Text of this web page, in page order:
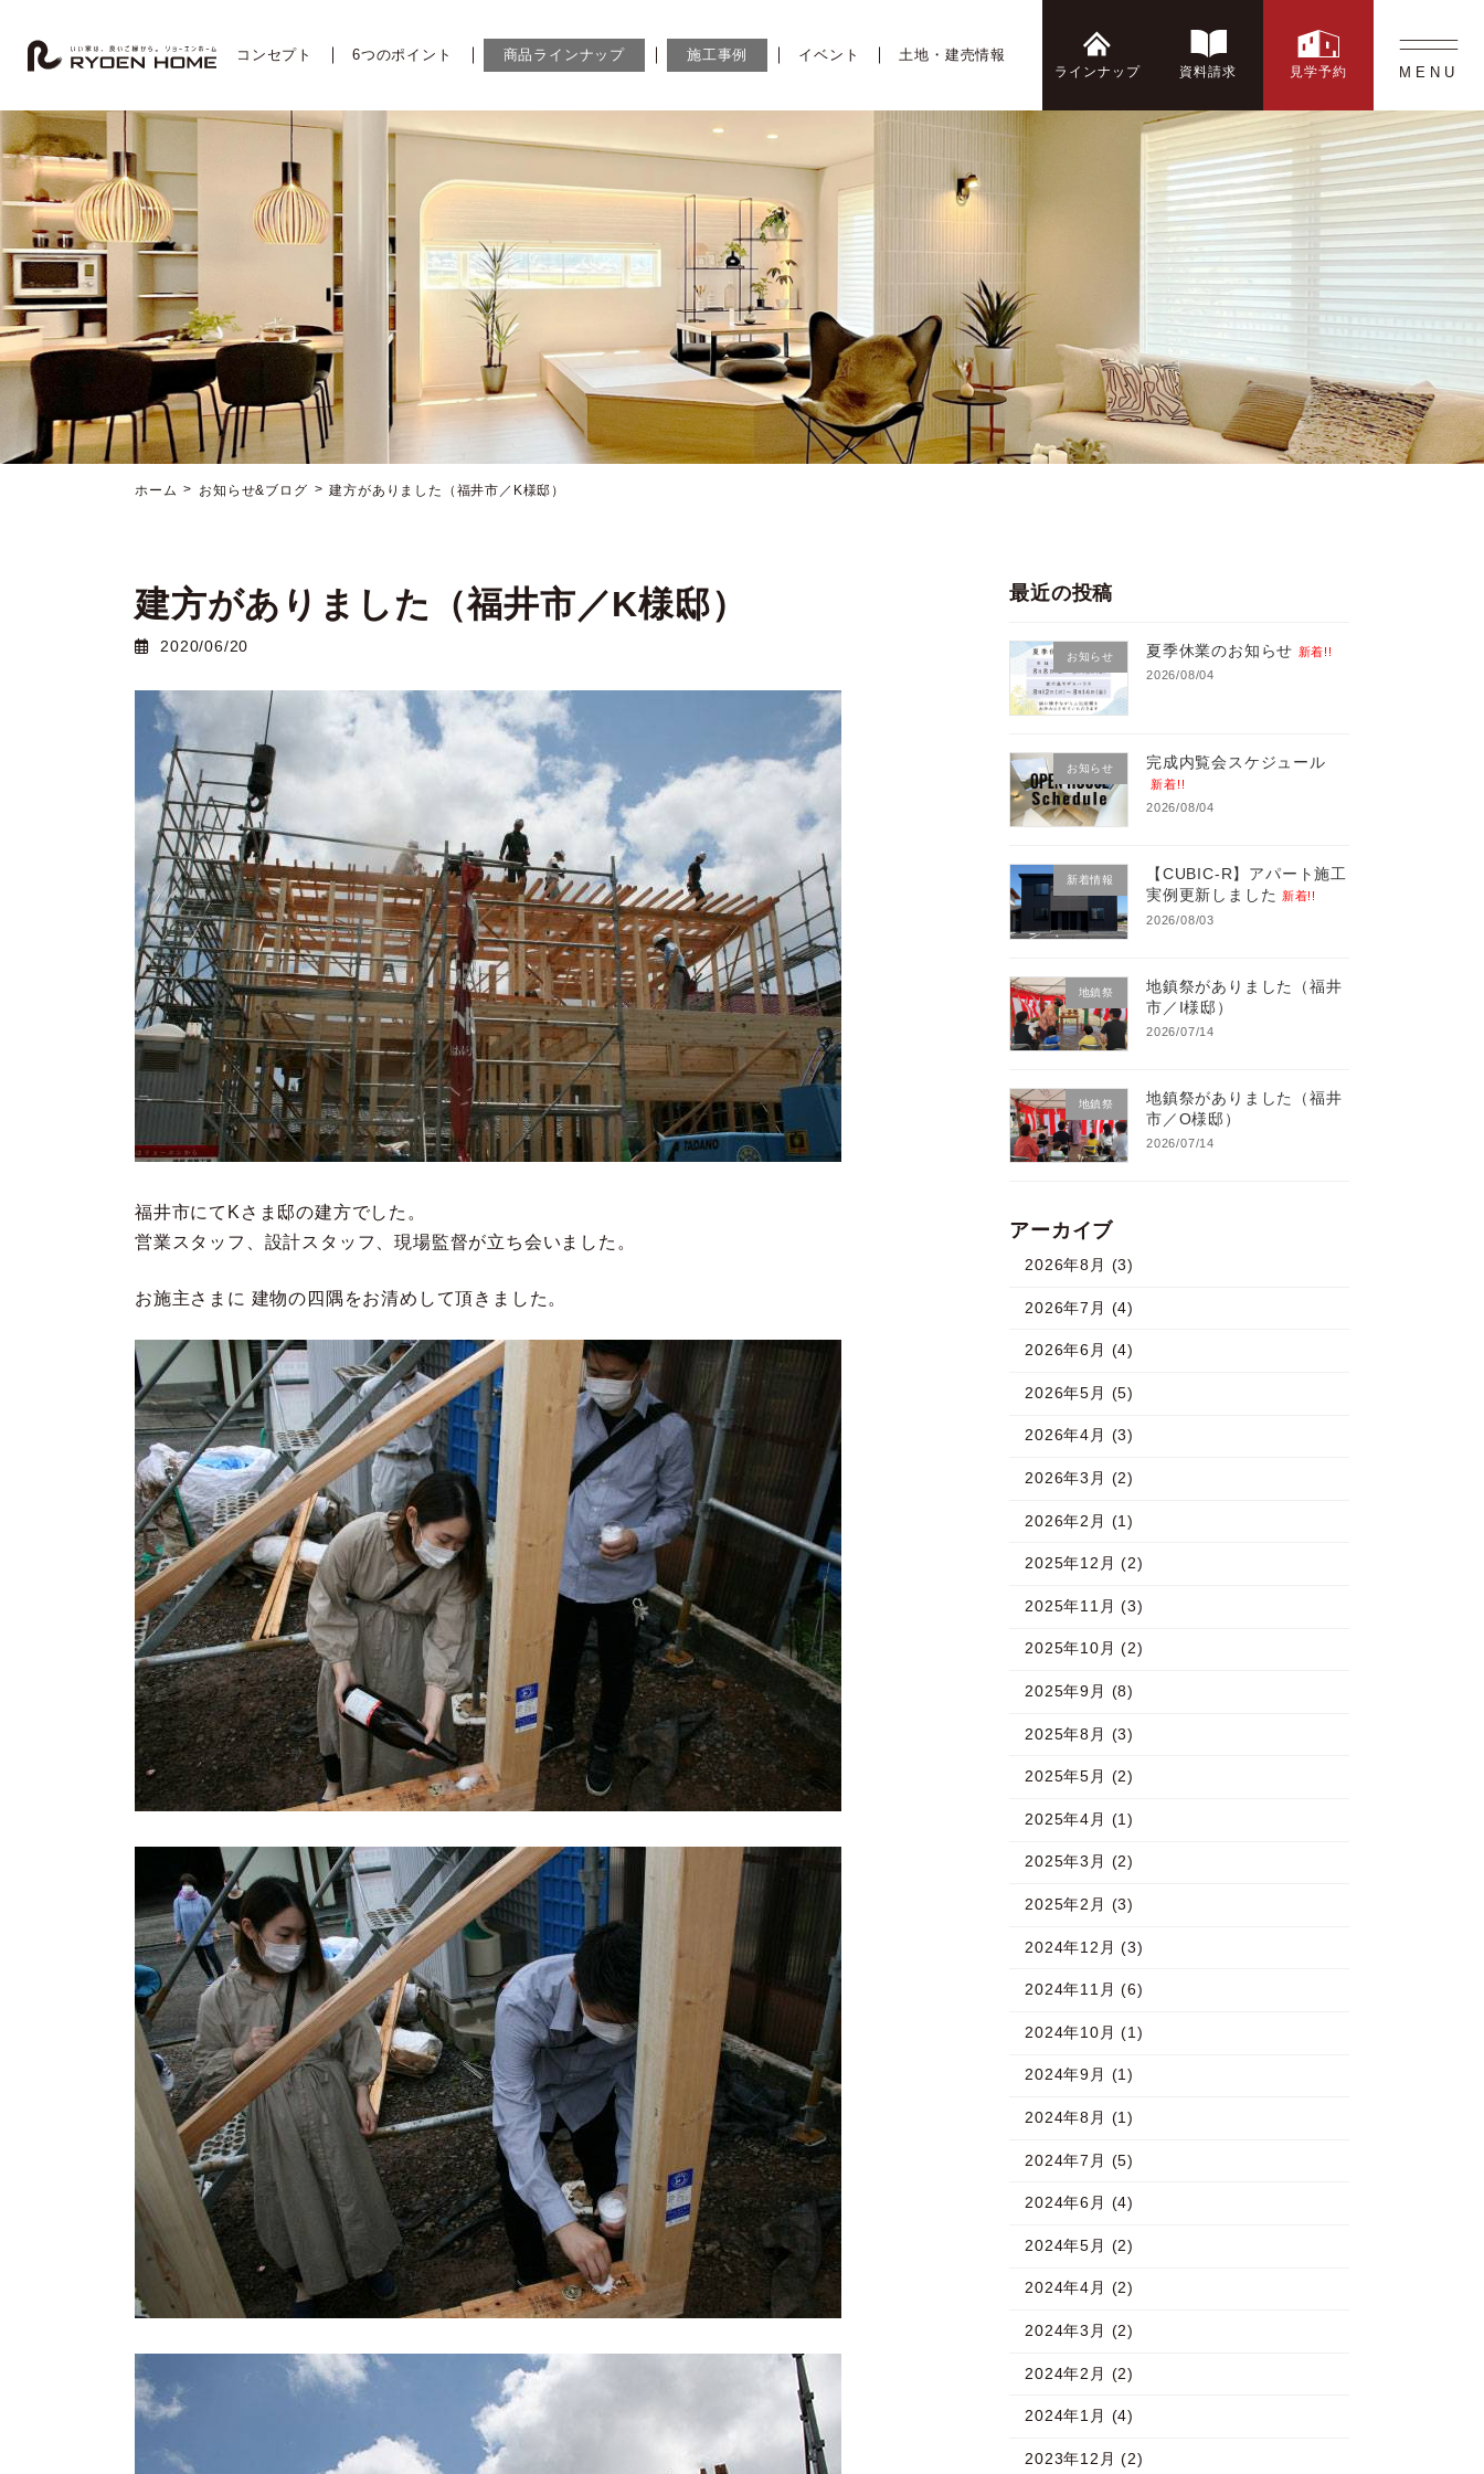
ス
キ
ン
に
コンセプト 6つのポイント 商品ラインナップ 施工事例 イベント 土地・建売情報
ラインナップ 資料請求 見学予約 MENU
ホーム お知らせ&ブログ 建方がありました（福井市／K様邸）
建方がありました（福井市／K様邸）
2020/06/20
福井市にてKさま邸の建方でした。
営業スタッフ、設計スタッフ、現場監督が立ち会いました。
お施主さまに 建物の四隅をお清めして頂きました。
最近の投稿
お知らせ 夏季休業のお知らせ 新着!!
2026/08/04
お知らせ 完成内覧会スケジュール
新着!!
2026/08/04
新着情報
【CUBIC-R】アパート施工
実例更新しました
新着!!
2026/08/03
地鎮祭
地鎮祭がありました（福井
市／I様邸）
2026/07/14
地鎮祭
地鎮祭がありました（福井
市／O様邸）
2026/07/14
アーカイブ
2026年8月 (3)
2026年7月 (4)
2026年6月 (4)
2026年5月 (5)
2026年4月 (3)
2026年3月 (2)
2026年2月 (1)
2025年12月 (2)
2025年11月 (3)
2025年10月 (2)
2025年9月 (8)
2025年8月 (3)
2025年5月 (2)
2025年4月 (1)
2025年3月 (2)
2025年2月 (3)
2024年12月 (3)
2024年11月 (6)
2024年10月 (1)
2024年9月 (1)
2024年8月 (1)
2024年7月 (5)
2024年6月 (4)
2024年5月 (2)
2024年4月 (2)
2024年3月 (2)
2024年2月 (2)
2024年1月 (4)
2023年12月 (2)